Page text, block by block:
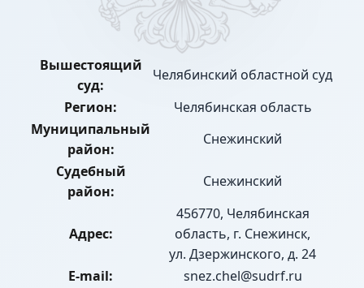
Вышестоящий
суд:
Челябинский областной суд
Регион:
Челябинская область
Муниципальный
район:
Снежинский
Судебный
район:
Снежинский
Адрес:
456770, Челябинская
область, г. Снежинск,
ул. Дзержинского, д. 24
E-mail:
snez.chel@sudrf.ru